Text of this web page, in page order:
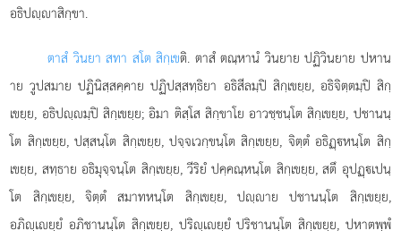
อธิปฺาสิกฺขา.
ตาสํ วินยา สทา สโต สิกฺเขติ. ตาสํ ตณฺหานํ วินยาย ปฏิวินยาย ปหาน
าย วูปสมาย ปฏินิสฺสคฺคาย ปฏิปสฺสทฺธิยา อธิสีลมฺปิ สิกฺเขยฺย, อธิจิตฺตมฺปิ สิกฺ
เขยฺย, อธิปฺมฺปิ สิกฺเขยฺย; อิมา ติสฺโส สิกฺขาโย อาวชฺชนฺโต สิกฺเขยฺย, ปชานนฺ
โต สิกฺเขยฺย, ปสฺสนฺโต สิกฺเขยฺย, ปจฺจเวกฺขนฺโต สิกฺเขยฺย, จิตฺตํ อธิฏฺหนฺโต สิกฺ
เขยฺย, สทฺธาย อธิมุจฺจนฺโต สิกฺเขยฺย, วีริยํ ปคฺคณฺหนฺโต สิกฺเขยฺย, สตึ อุปฏฺเปนฺ
โต สิกฺเขยฺย, จิตฺตํ สมาทหนฺโต สิกฺเขยฺย, ปฺาย ปชานนฺโต สิกฺเขยฺย,
อภิฺเยฺยํ อภิชานนฺโต สิกฺเขยฺย, ปริฺเยฺยํ ปริชานนฺโต สิกฺเขยฺย, ปหาตพฺพํ